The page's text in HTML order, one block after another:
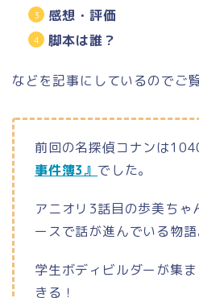
感想・評価
脚本は誰？
などを記事にしているのでご
前回の名探偵コナンは
事件簿3』 でした。
アニオリ3話目の歩美ちゃ
ースで話が進んでいる物語
学生ボディビルダーが集
きる！